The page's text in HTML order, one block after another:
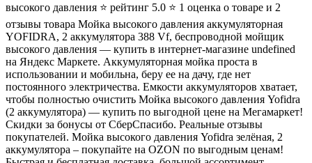
высокого давления ⭐️ рейтинг 5.0 ⭐️ 1 оценка о товаре и 2
отзывы товара Мойка высокого давления аккумуляторная
YOFIDRA, 2 аккумулятора 388 Vf, беспроводной мойщик
высокого давления — купить в интернет-магазине undefined
на Яндекс Маркете. Аккумуляторная мойка проста в
использовании и мобильна, беру ее на дачу, где нет
постоянного электричества. Емкости аккумуляторов хватает,
чтобы полностью очистить Мойка высокого давления Yofidra
(2 аккумулятора) — купить по выгодной цене на Мегамаркет!
Скидки за бонусы от СберСпасибо. Реальные отзывы
покупателей. Мойка высокого давления Yofidra зелёная, 2
аккумулятора – покупайте на OZON по выгодным ценам!